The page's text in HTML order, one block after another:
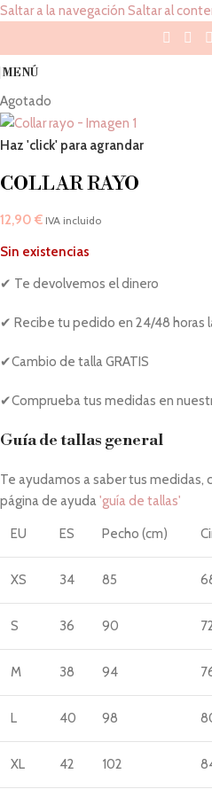
Saltar a la navegación Saltar al
MENÚ
Agotado
Haz 'click' para agrandar
COLLAR RAYO
12,90 € IVA incluido
Sin existencias
✔ Te devolvemos el dinero
✔ Recibe tu pedido en 24/48 horas
✔Cambio de talla GRATIS
✔Comprueba tus medidas en
Guía de tallas general
Te ayudamos a saber tus medidas,
página de ayuda'guía de tallas'
EU ES Pecho (cm)
XS 34 85
S 36 90
M 38 94
L 40 98
XL 42 102